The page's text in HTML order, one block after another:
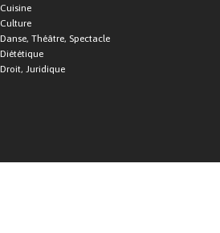
Cuisine
Culture
Danse, Théâtre, Spectacle
Diététique
Droit, Juridique